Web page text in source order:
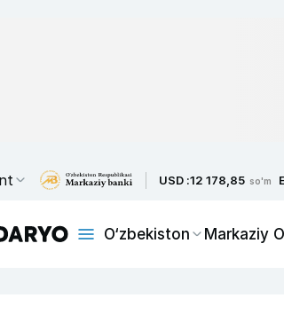
USD :12 178,85 so'm
O‘zbekiston Markaziy